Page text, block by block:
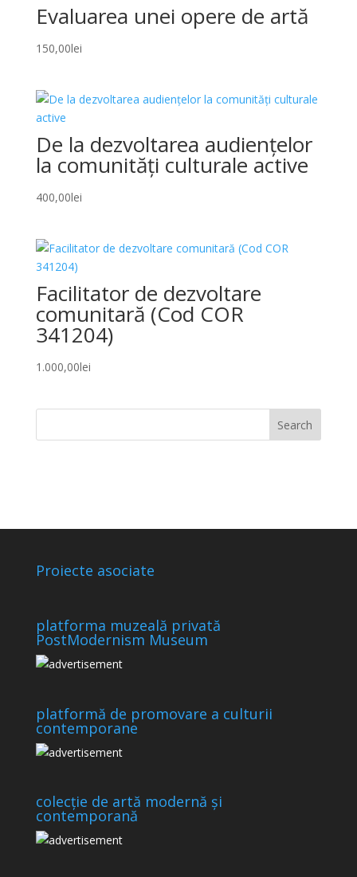
Evaluarea unei opere de artă
150,00lei
De la dezvoltarea audiențelor
la comunități culturale active
400,00lei
Facilitator de dezvoltare
comunitară (Cod COR
341204)
1.000,00lei
Proiecte asociate
platforma muzeală privată
PostModernism Museum
platformă de promovare a culturii
contemporane
colecție de artă modernă și
contemporană